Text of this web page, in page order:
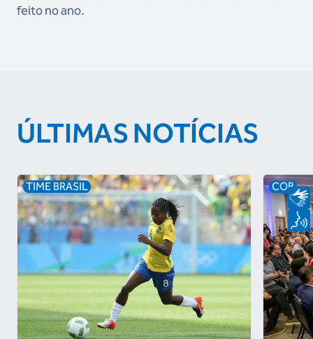
feito no ano.
ÚLTIMAS NOTÍCIAS
TIME BRASIL COB